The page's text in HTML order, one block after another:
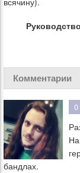
Комментарии
0
бандлах.